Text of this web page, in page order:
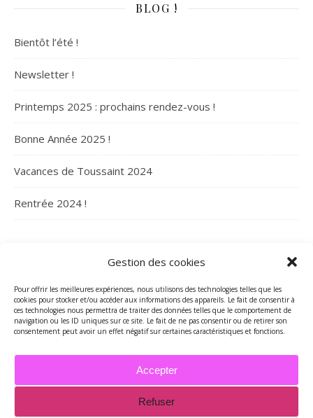
Gestion des cookies
Pour offrir les meilleures expériences, nous utilisons des technologies telles que les
cookies pour stocker et/ou accéder aux informations des appareils. Le fait de consentir à
ces technologies nous permettra de traiter des données telles que le comportement de
navigation ou les ID uniques sur ce site. Le fait de ne pas consentir ou de retirer son
consentement peut avoir un effet négatif sur certaines caractéristiques et fonctions.
Accepter
Refuser
BLOG !
Bientôt l’été !
Newsletter !
Printemps 2025 : prochains rendez-vous !
Bonne Année 2025 !
Vacances de Toussaint 2024
Rentrée 2024 !
ARCHIVES
Archives
2026 - Tous droits réservés - Merci de contacter Marie-Maguelone